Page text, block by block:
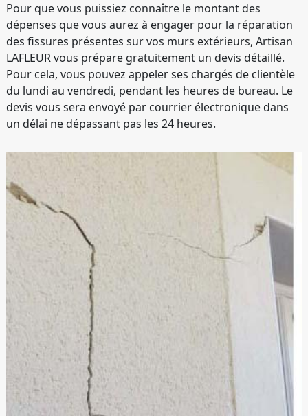
Pour que vous puissiez connaître le montant des
dépenses que vous aurez à engager pour la réparation
des fissures présentes sur vos murs extérieurs, Artisan
LAFLEUR vous prépare gratuitement un devis détaillé.
Pour cela, vous pouvez appeler ses chargés de clientèle
du lundi au vendredi, pendant les heures de bureau. Le
devis vous sera envoyé par courrier électronique dans
un délai ne dépassant pas les 24 heures.